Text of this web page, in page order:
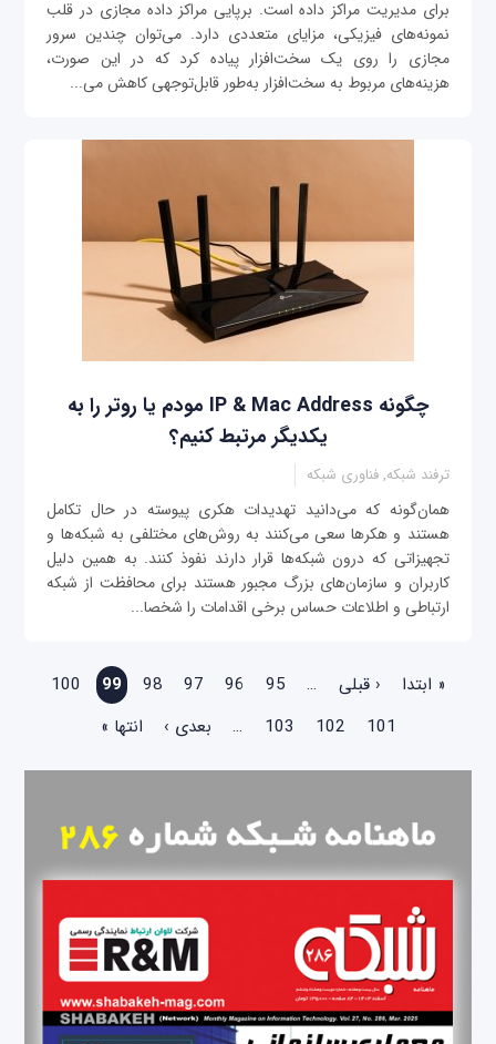
برای مدیریت مراکز داده است. برپایی مراکز داده مجازی در قلب
نمونه‌های فیزیکی، مزایای متعددی دارد. می‌توان چندین سرور
مجازی را روی یک سخت‌افزار پیاده کرد که در این صورت،
هزینه‌های مربوط به سخت‌افزار به‌طور قابل‌توجهی کاهش می‌...
چگونه IP & Mac Address مودم یا روتر را به
یکدیگر مرتبط کنیم؟
ترفند شبکه, فناوری شبکه
همان‌‌گونه که می‌دانید تهدیدات هکری پیوسته در حال تکامل
هستند و هکرها سعی می‌کنند به روش‌های مختلفی به شبکه‌ها و
تجهیزاتی که درون شبکه‌ها قرار دارند نفوذ کنند. به همین دلیل
کاربران و سازمان‌های بزرگ مجبور هستند برای محافظت از شبکه
ارتباطی و اطلاعات حساس برخی اقدامات را شخصا...
صفحه‌ها
« ابتدا ‹ قبلی …
95
96
97
98
99
100
101
102
103
… بعدی › انتها »